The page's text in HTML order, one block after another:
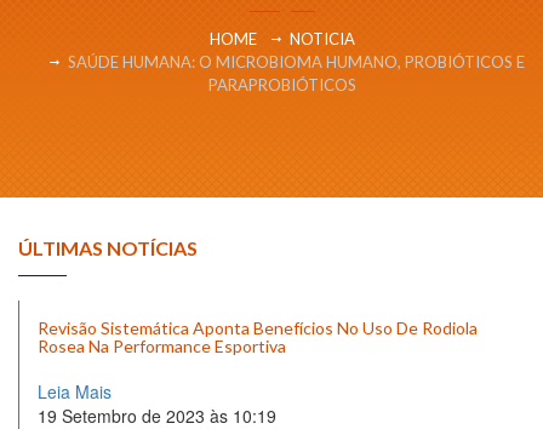
HOME
NOTICIA
SAÚDE HUMANA: O MICROBIOMA HUMANO, PROBIÓTICOS E
PARAPROBIÓTICOS
ÚLTIMAS NOTÍCIAS
Revisão Sistemática Aponta Benefícios No Uso De Rodiola
Rosea Na Performance Esportiva
Leia Mais
19 Setembro de 2023 às 10:19